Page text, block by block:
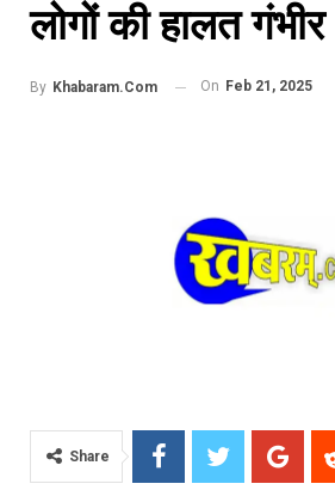
लोगों की हालत गंभीर
By Khabaram.Com On Feb 21, 2025
Share